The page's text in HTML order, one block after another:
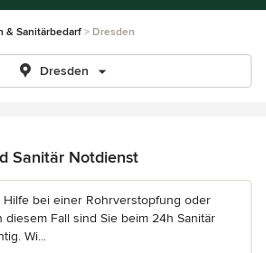
& Sanitärbedarf Dresden
Dresden
Sanitär Notdienst
bei einer Rohrverstopfung oder
diesem Fall sind Sie beim 24h Sanitär
Wi...